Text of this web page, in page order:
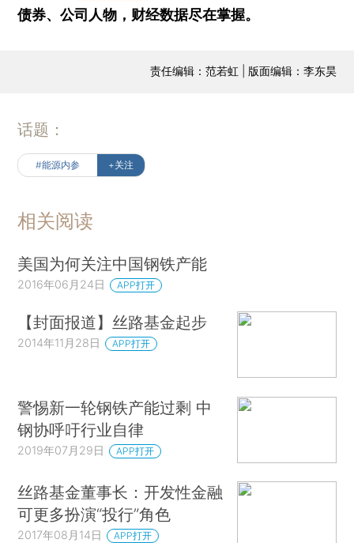
债券、公司人物，财经数据尽在掌握。
责任编辑：范若虹 | 版面编辑：李东昊
话题：
#能源内参 +关注
相关阅读
美国为何关注中国钢铁产能
2016年06月24日 APP打开
【封面报道】丝路基金起步
2014年11月28日 APP打开
警惕新一轮钢铁产能过剩 中
钢协呼吁行业自律
2019年07月29日 APP打开
丝路基金董事长：开发性金融
可更多扮演“投行”角色
2017年08月14日 APP打开